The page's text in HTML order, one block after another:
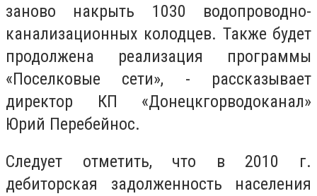
заново накрыть 1030 водопроводно-
канализационных колодцев. Также будет
продолжена реализация программы
«Поселковые сети», - рассказывает
директор КП «Донецкгорводоканал»
Юрий Перебейнос.
Следует отметить, что в 2010 г.
дебиторская задолженность населения